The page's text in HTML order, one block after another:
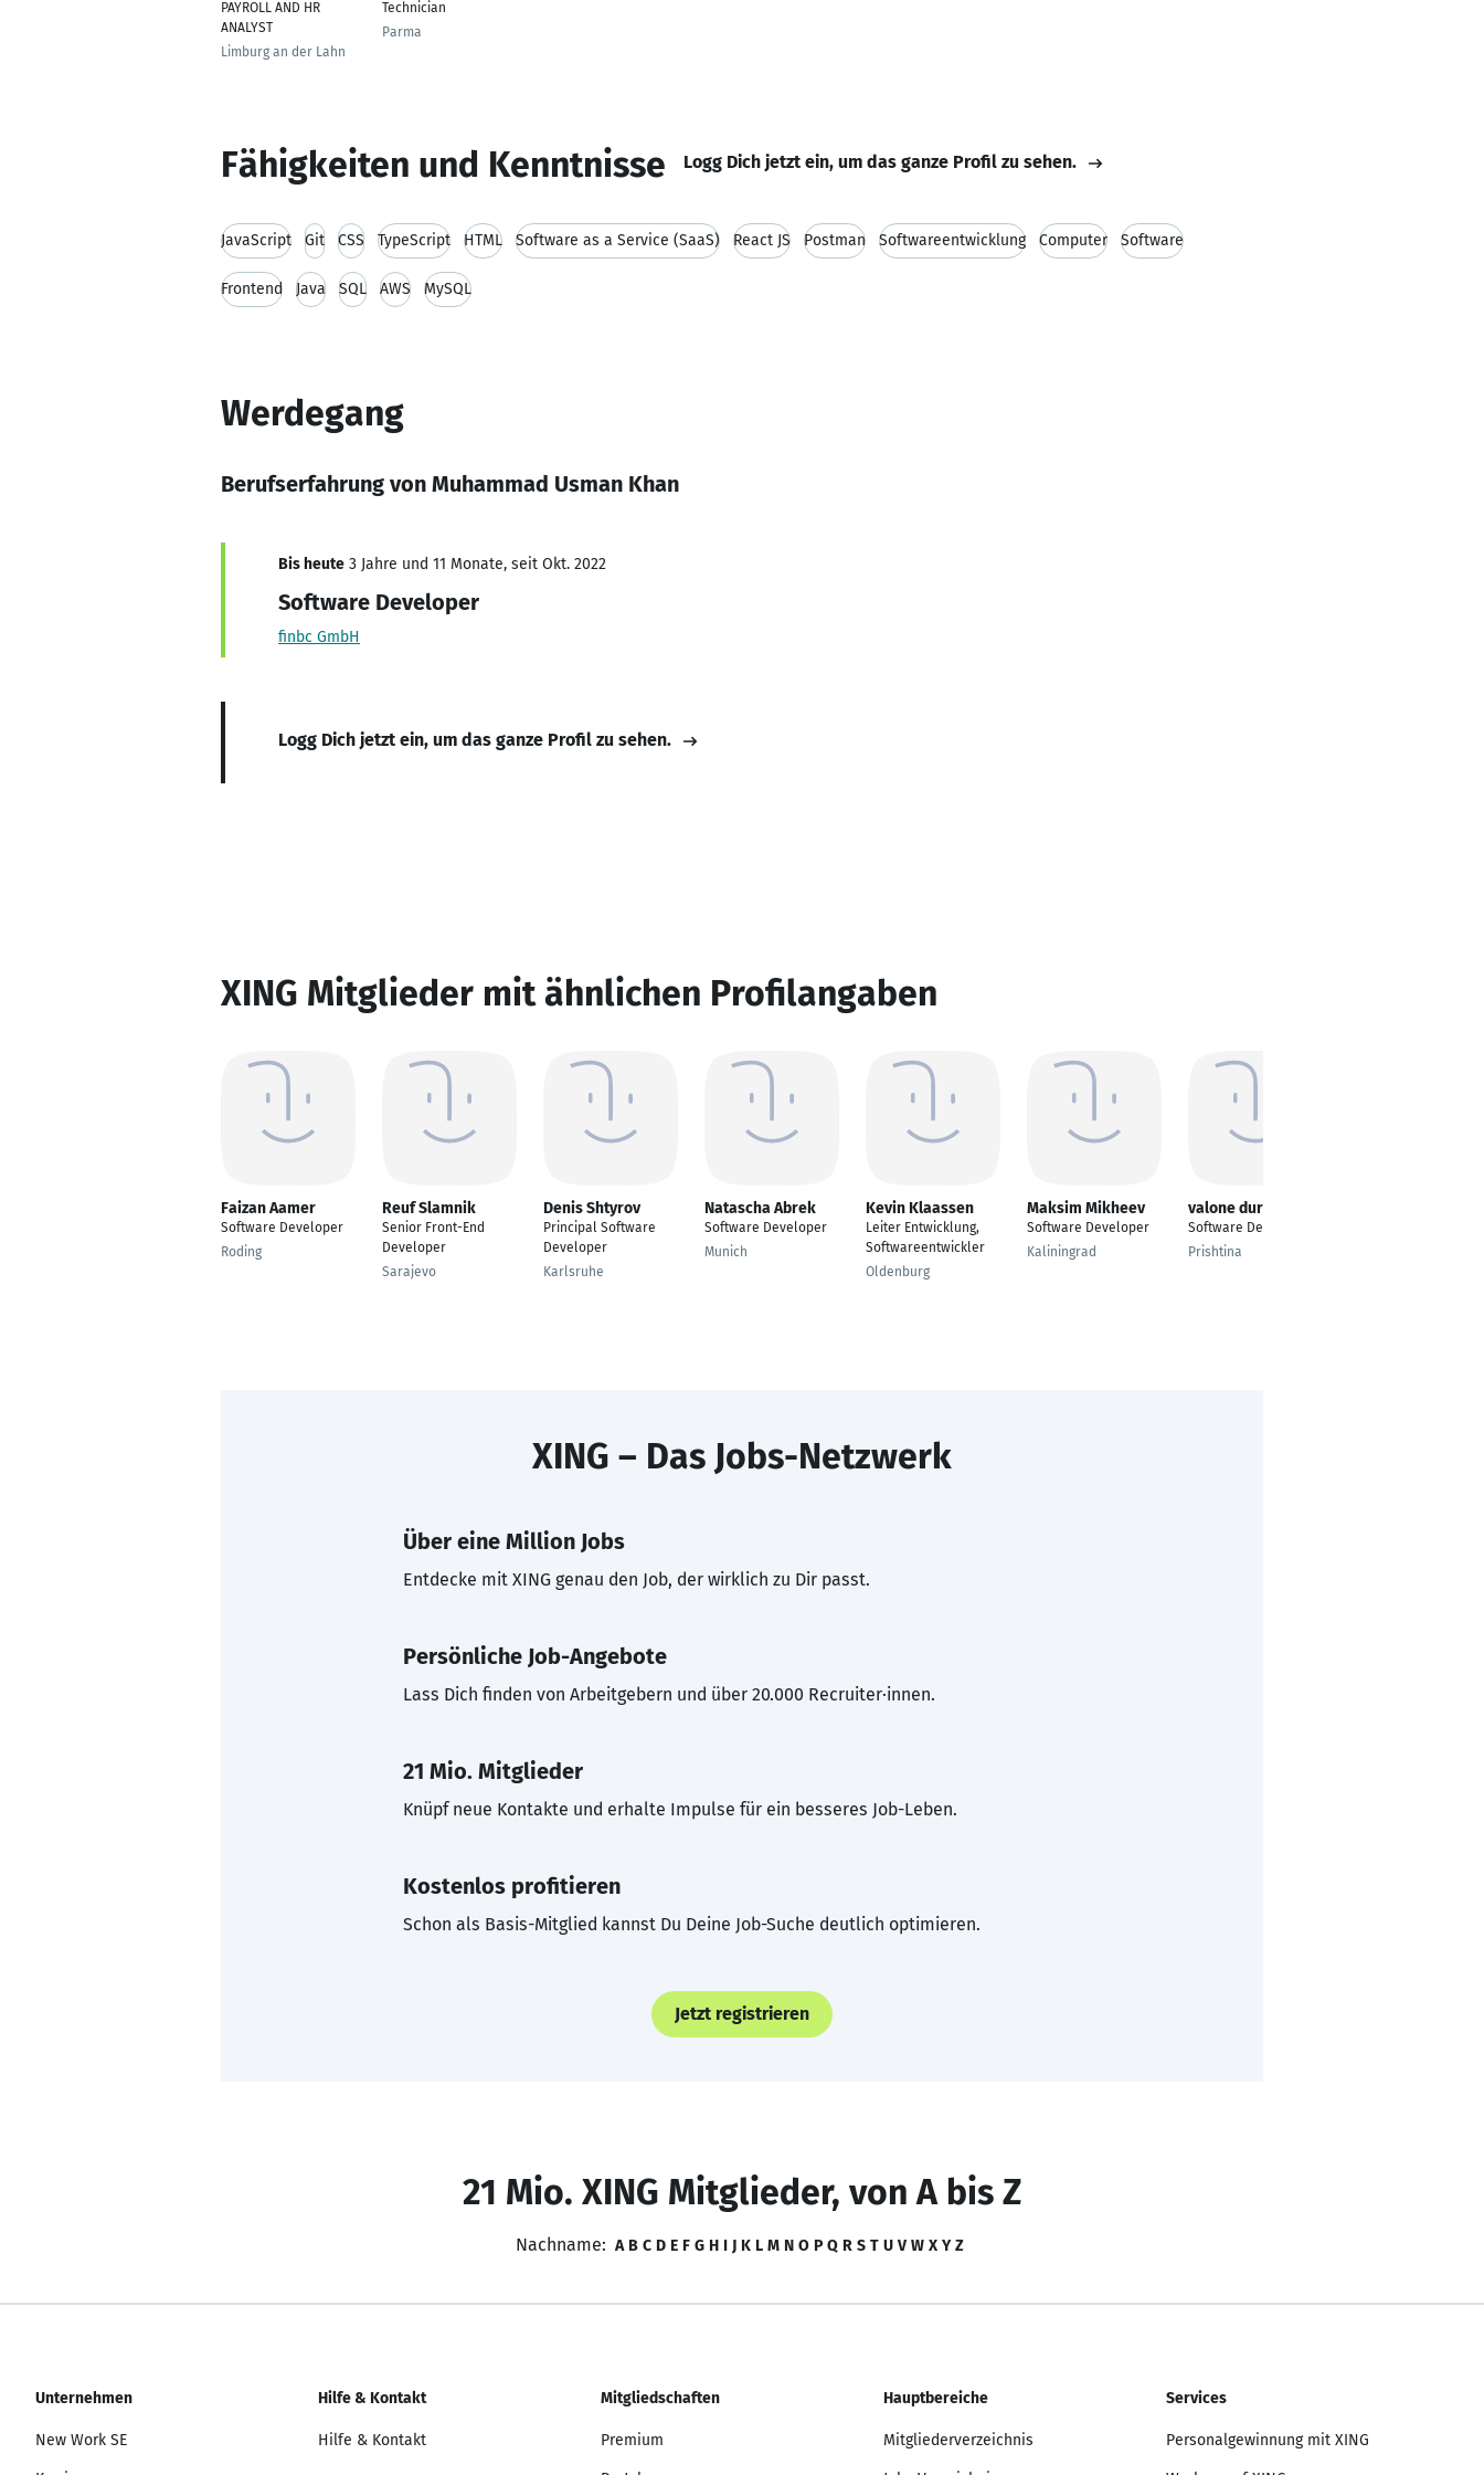
PAYROLL AND HR
ANALYST
Limburg an der Lahn
Technician
Parma
Fähigkeiten und Kenntnisse Logg Dich jetzt ein, um das ganze Profil zu sehen.
JavaScript Git CSS TypeScript HTML Software as a Service (SaaS) React JS Postman Softwareentwicklung Computer Software
Frontend Java SQL AWS MySQL
Werdegang
Berufserfahrung von Muhammad Usman Khan
Bis heute 3 Jahre und 11 Monate, seit Okt. 2022
Software Developer
finbc GmbH
Logg Dich jetzt ein, um das ganze Profil zu sehen.
XING Mitglieder mit ähnlichen Profilangaben
Faizan Aamer
Software Developer
Roding
Reuf Slamnik
Senior Front-End
Developer
Sarajevo
Denis Shtyrov
Principal Software
Developer
Karlsruhe
Natascha Abrek
Software Developer
Munich
Kevin Klaassen
Leiter Entwicklung,
Softwareentwickler
Oldenburg
Maksim Mikheev
Software Developer
Kaliningrad
valone duraku
Software Developer
Prishtina
XING – Das Jobs-Netzwerk
Über eine Million Jobs
Entdecke mit XING genau den Job, der wirklich zu Dir passt.
Persönliche Job-Angebote
Lass Dich finden von Arbeitgebern und über 20.000 Recruiter·innen.
21 Mio. Mitglieder
Knüpf neue Kontakte und erhalte Impulse für ein besseres Job-Leben.
Kostenlos profitieren
Schon als Basis-Mitglied kannst Du Deine Job-Suche deutlich optimieren.
Jetzt registrieren
21 Mio. XING Mitglieder, von A bis Z
Nachname: A B C D E F G H I J K L M N O P Q R S T U V W X Y Z
Unternehmen
New Work SE
Hilfe & Kontakt
Hilfe & Kontakt
Mitgliedschaften
Premium
Hauptbereiche
Mitgliederverzeichnis
Services
Personalgewinnung mit XING